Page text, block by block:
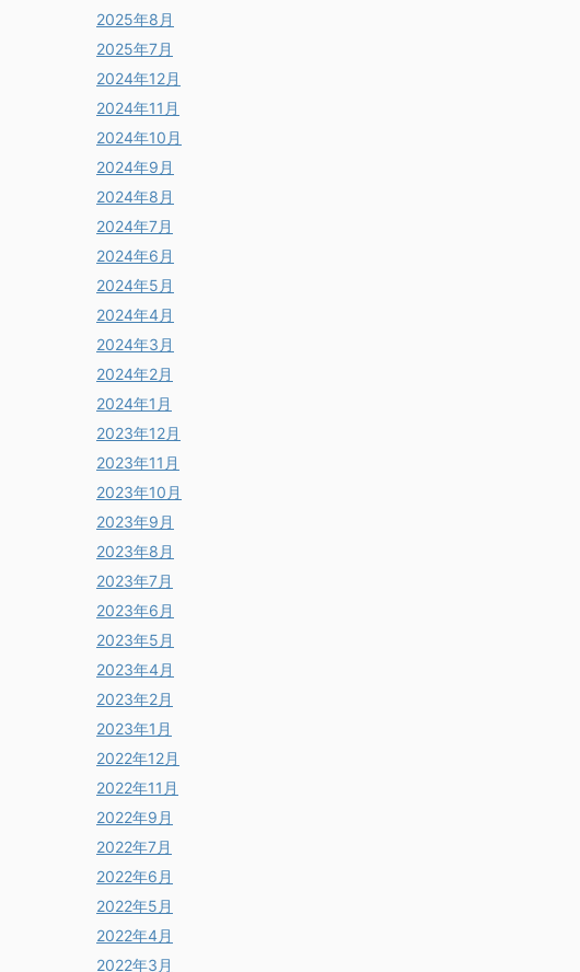
2025年8月
2025年7月
2024年12月
2024年11月
2024年10月
2024年9月
2024年8月
2024年7月
2024年6月
2024年5月
2024年4月
2024年3月
2024年2月
2024年1月
2023年12月
2023年11月
2023年10月
2023年9月
2023年8月
2023年7月
2023年6月
2023年5月
2023年4月
2023年2月
2023年1月
2022年12月
2022年11月
2022年9月
2022年7月
2022年6月
2022年5月
2022年4月
2022年3月